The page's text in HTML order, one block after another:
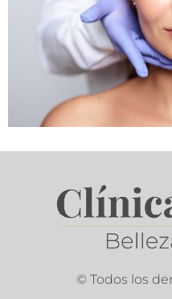
© Todos los